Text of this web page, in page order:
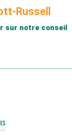
Russell
sur notre conseil